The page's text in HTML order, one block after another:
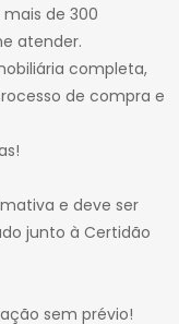
de 300
atender.
completa,
de compra e
e deve ser
junto à Certidão
sem prévio!